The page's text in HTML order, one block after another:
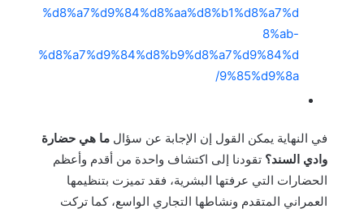
%d8%a7%d9%84%d8%aa%d8%b1%d8%a7%d
8%ab-
%d8%a7%d9%84%d8%b9%d8%a7%d9%84%d
9%85%d9%8a/
في النهاية يمكن القول إن الإجابة عن سؤال ما هي حضارة
وادي السند؟ تقودنا إلى اكتشاف واحدة من أقدم وأعظم
الحضارات التي عرفتها البشرية، فقد تميزت بتنظيمها
العمراني المتقدم ونشاطها التجاري الواسع، كما تركت